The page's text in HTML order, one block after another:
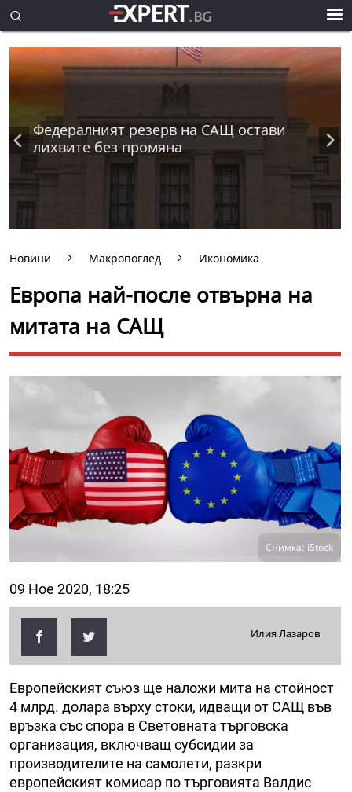
Федералният резерв на САЩ остави
лихвите без промяна
Новини Макропоглед Икономика
Европа най-после отвърна на
митата на САЩ
Снимка: iStock
09 Ное 2020, 18:25
Илия Лазаров
Европейският съюз ще наложи мита на стойност
4 млрд. долара върху стоки, идващи от САЩ във
връзка със спора в Световната търговска
организация, включващ субсидии за
производителите на самолети, разкри
европейският комисар по търговията Валдис